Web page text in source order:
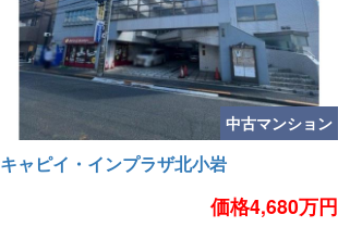
中古マンション
キャピイ・インプラザ北小岩
価格4,680万円